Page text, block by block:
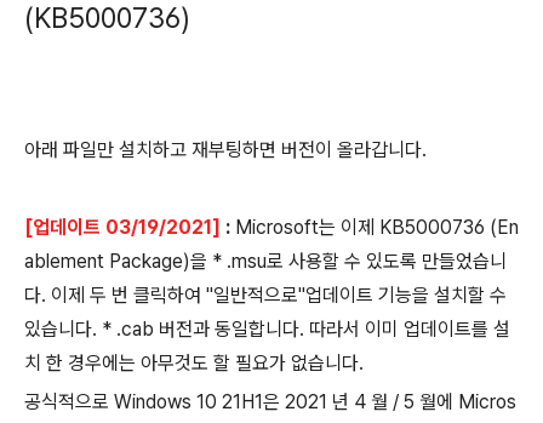
(KB5000736)
아래 파일만 설치하고 재부팅하면 버전이 올라갑니다.
[업데이트 03/19/2021] : Microsoft는 이제 KB5000736 (En
ablement Package)을 * .msu로 사용할 수 있도록 만들었습니
다. 이제 두 번 클릭하여 "일반적으로"업데이트 기능을 설치할 수
있습니다. * .cab 버전과 동일합니다. 따라서 이미 업데이트를 설
치 한 경우에는 아무것도 할 필요가 없습니다.
공식적으로 Windows 10 21H1은 2021 년 4 월 / 5 월에 Micros